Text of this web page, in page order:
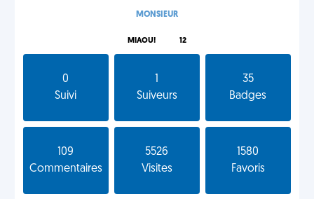
MONSIEUR
MIAOU! 12
0
Suivi
Suiveurs
35
Badges
109
Commentaires
5526
Visites
1580
Favoris